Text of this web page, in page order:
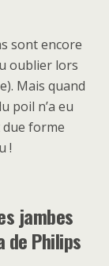
sont encore
oublier lors
Mais quand
poil n’a eu
due forme
!
jambes
de Philips